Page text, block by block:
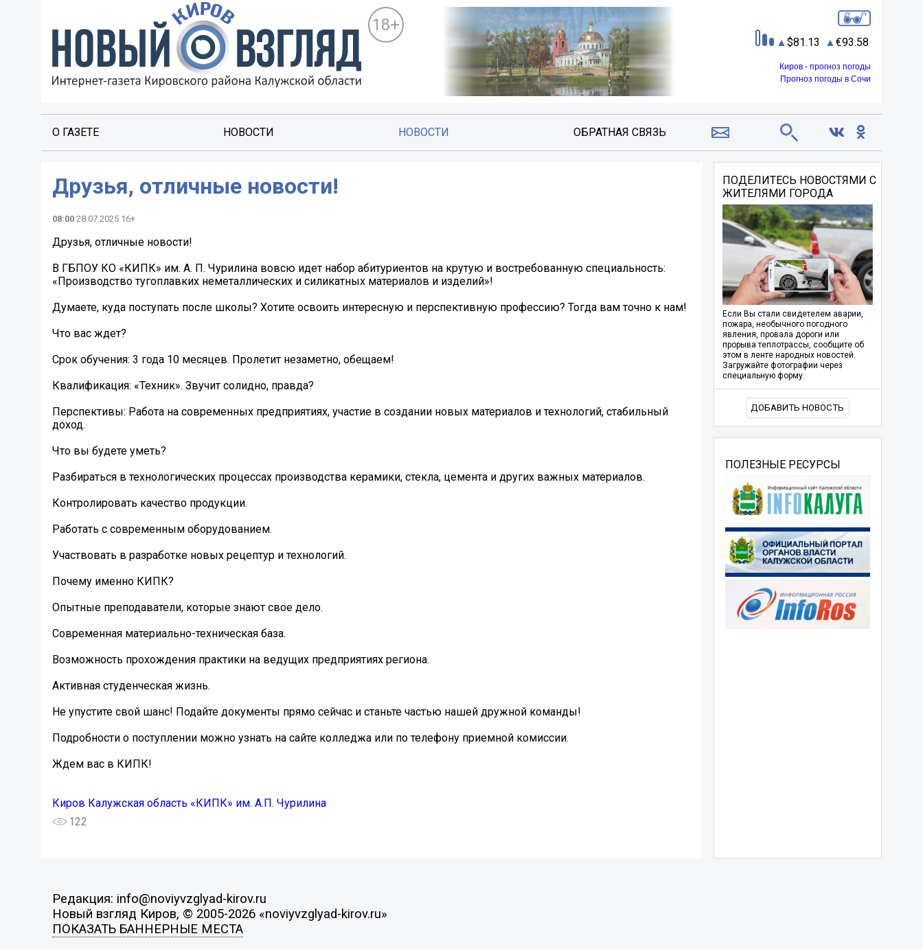
18+
81.13 93.58
Киров - прогноз погоды
Прогноз погоды в Сочи
О ГАЗЕТЕ НОВОСТИ НОВОСТИ ОБРАТНАЯ СВЯЗЬ
Друзья, отличные новости!
08:00 28.07.2025 16+
Друзья, отличные новости!
В ГБПОУ КО «КИПК» им. А. П. Чурилина вовсю идет набор абитуриентов на крутую и востребованную специальность:
«Производство тугоплавких неметаллических и силикатных материалов и изделий»!
Думаете, куда поступать после школы? Хотите освоить интересную и перспективную профессию? Тогда вам точно к нам!
Что вас ждет?
Срок обучения: 3 года 10 месяцев. Пролетит незаметно, обещаем!
Квалификация: «Техник». Звучит солидно, правда?
Перспективы: Работа на современных предприятиях, участие в создании новых материалов и технологий, стабильный
доход.
Что вы будете уметь?
Разбираться в технологических процессах производства керамики, стекла, цемента и других важных материалов.
Контролировать качество продукции.
Работать с современным оборудованием.
Участвовать в разработке новых рецептур и технологий.
Почему именно КИПК?
Опытные преподаватели, которые знают свое дело.
Современная материально-техническая база.
Возможность прохождения практики на ведущих предприятиях региона.
Активная студенческая жизнь.
Не упустите свой шанс! Подайте документы прямо сейчас и станьте частью нашей дружной команды!
Подробности о поступлении можно узнать на сайте колледжа или по телефону приемной комиссии.
Ждем вас в КИПК!
Киров Калужская область «КИПК» им. А.П. Чурилина
122
ПОДЕЛИТЕСЬ НОВОСТЯМИ С
ЖИТЕЛЯМИ ГОРОДА
Если Вы стали свидетелем аварии,
пожара, необычного погодного
явления, провала дороги или
прорыва теплотрассы, сообщите об
этом в ленте народных новостей.
Загружайте фотографии через
специальную форму.
ДОБАВИТЬ НОВОСТЬ
ПОЛЕЗНЫЕ РЕСУРСЫ
Редакция: info@noviyvzglyad-kirov.ru
Новый взгляд Киров, © 2005-2026 «noviyvzglyad-kirov.ru»
ПОКАЗАТЬ БАННЕРНЫЕ МЕСТА